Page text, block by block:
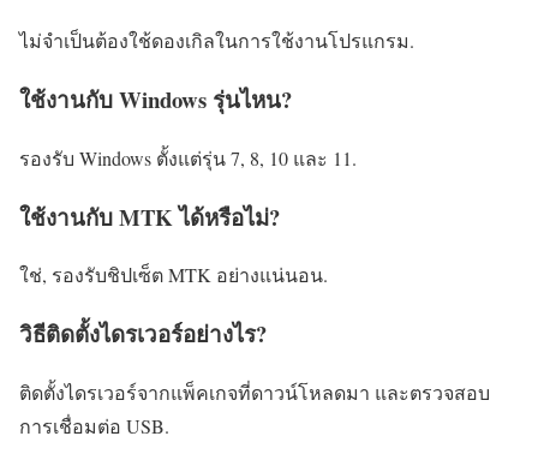
ไม่จำเป็นต้องใช้ดองเกิลในการใช้งานโปรแกรม.
ใช้งานกับ Windows รุ่นไหน?
รองรับ Windows ตั้งแต่รุ่น 7, 8, 10 และ 11.
ใช้งานกับ MTK ได้หรือไม่?
ใช่, รองรับชิปเซ็ต MTK อย่างแน่นอน.
วิธีติดตั้งไดรเวอร์อย่างไร?
ติดตั้งไดรเวอร์จากแพ็คเกจที่ดาวน์โหลดมา และตรวจสอบ
การเชื่อมต่อ USB.